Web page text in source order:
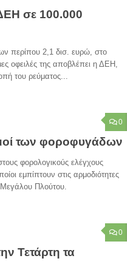
σε 100.000
περίπου 2,1 δισ. ευρώ, στο
οφειλές της αποβλέπει η ΔΕΗ,
του ρεύματος...
0
των φοροφυγάδων
φορολογικούς ελέγχους
εμπίπτουν στις αρμοδιότητες
Πλούτου.
0
Τετάρτη τα